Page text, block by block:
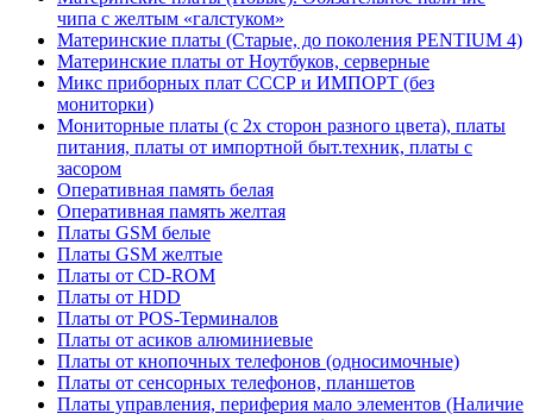
чипа с желтым «галстуком»
Материнские платы (Старые, до поколения PENTIUM 4)
Материнские платы от Ноутбуков, серверные
Микс приборных плат СССР и ИМПОРТ (без
мониторки)
Мониторные платы (с 2х сторон разного цвета), платы
питания, платы от импортной быт.техник, платы с
засором
Оперативная память белая
Оперативная память желтая
Платы GSM белые
Платы GSM желтые
Платы от CD-ROM
Платы от HDD
Платы от POS-Терминалов
Платы от асиков алюминиевые
Платы от кнопочных телефонов (односимочные)
Платы от сенсорных телефонов, планшетов
Платы управления, периферия мало элементов (Наличие